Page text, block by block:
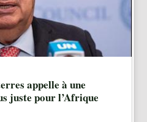
appelle à une
juste pour l’Afrique